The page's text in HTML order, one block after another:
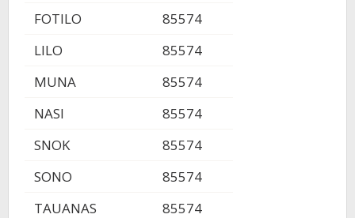
FOTILO
85574
LILO
85574
MUNA
85574
NASI
85574
SNOK
85574
SONO
85574
TAUANAS
85574